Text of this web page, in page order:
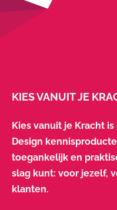
KIES VANUIT JE
Kies vanuit je Kracht
Design
toegankelijk en
slag kunt: voor jezelf,
klanten.